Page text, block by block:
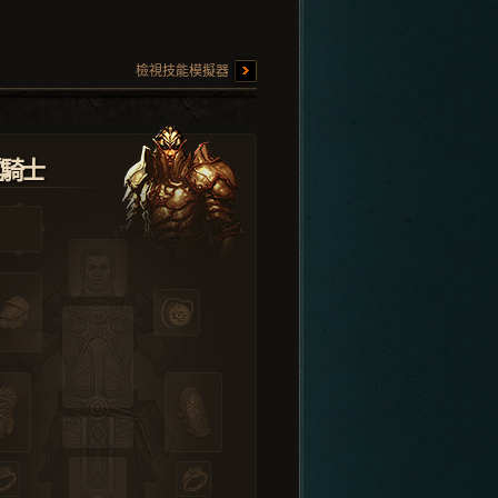
檢視技能模擬器
士